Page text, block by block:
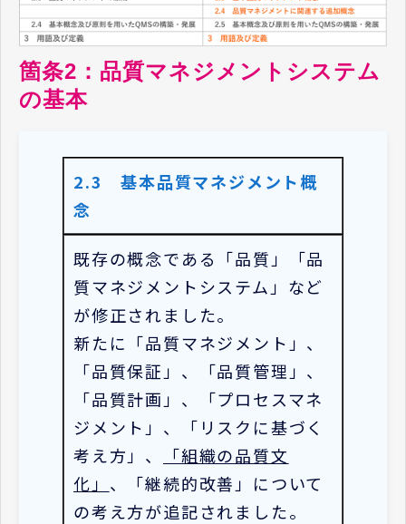
箇条2：品質マネジメントシステム
の基本
2.3 基本品質マネジメント概
念
既存の概念である「品質」「品
質マネジメントシステム」など
が修正されました。
新たに「品質マネジメント」、
「品質保証」、「品質管理」、
「品質計画」、「プロセスマネ
ジメント」、「リスクに基づく
考え方」、
「組織の品質文
化」 、「継続的改善」について
の考え方が追記されました。